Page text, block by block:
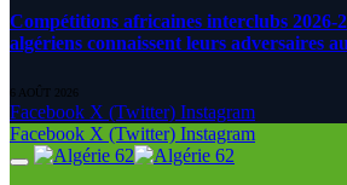
Compétitions africaines interclubs 2026-
algériens connaissent leurs adversaires
6 AOÛT 2026
Facebook X (Twitter) Instagram
Facebook X (Twitter) Instagram